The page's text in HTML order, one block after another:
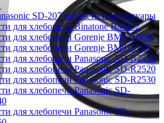
SD-207 запчасти и аксессуары
для хлебопечи Binatone BM202
для хлебопечи Gorenje BM1210BK
для хлебопечи Gorenje BM910WII
для хлебопечи Panasonic SD-B2510
для хлебопечи Panasonic SD-R2520
для хлебопечи Panasonic SD-R2530
для хлебопечи Panasonic SD-
для хлебопечи Panasonic SD-